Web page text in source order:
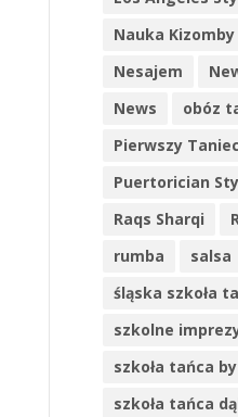
Nauka Kizomby
Nesajem
News
obóz
Pierwszy
Puertorician
Raqs Sharqi
rumba
salsa
śląska szkoła
szkolne
szkoła tańca
szkoła tańca